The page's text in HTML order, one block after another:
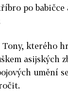
po
kterého
asijských
umění